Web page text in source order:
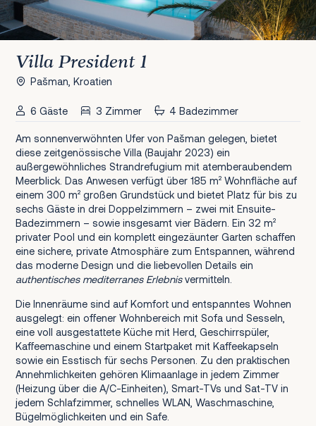
Villa President 1
Pašman, Kroatien
6 Gäste 3 Zimmer 4 Badezimmer
Am sonnenverwöhnten Ufer von Pašman gelegen, bietet
diese zeitgenössische Villa (Baujahr 2023) ein
außergewöhnliches Strandrefugium mit atemberaubendem
Meerblick. Das Anwesen verfügt über 185 m² Wohnfläche auf
einem 300 m² großen Grundstück und bietet Platz für bis zu
sechs Gäste in drei Doppelzimmern – zwei mit Ensuite-
Badezimmern – sowie insgesamt vier Bädern. Ein 32 m²
privater Pool und ein komplett eingezäunter Garten schaffen
eine sichere, private Atmosphäre zum Entspannen, während
das moderne Design und die liebevollen Details ein
authentisches mediterranes Erlebnisvermitteln.
Die Innenräume sind auf Komfort und entspanntes Wohnen
ausgelegt: ein offener Wohnbereich mit Sofa und Sesseln,
eine voll ausgestattete Küche mit Herd, Geschirrspüler,
Kaffeemaschine und einem Startpaket mit Kaffeekapseln
sowie ein Esstisch für sechs Personen. Zu den praktischen
Annehmlichkeiten gehören Klimaanlage in jedem Zimmer
(Heizung über die A/C-Einheiten), Smart-TVs und Sat-TV in
jedem Schlafzimmer, schnelles WLAN, Waschmaschine,
Bügelmöglichkeiten und ein Safe.